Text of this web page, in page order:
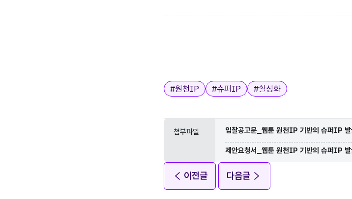
태그
#원천IP #슈퍼IP #활성화
첨부파일 입찰공고문_웹툰 원천IP 기반의 슈퍼IP
제안요청서_웹툰 원천IP 기반의 슈퍼IP
이전글 다음글